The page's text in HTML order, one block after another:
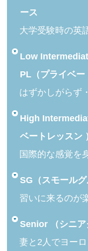
ース
大学受験時の英
Low
PL（プライベー
はずかしがらず
High
ベートレッスン
国際的な感覚を
SG（スモールグ
習いに来るのが
Senior （シニア
妻と2人でヨー